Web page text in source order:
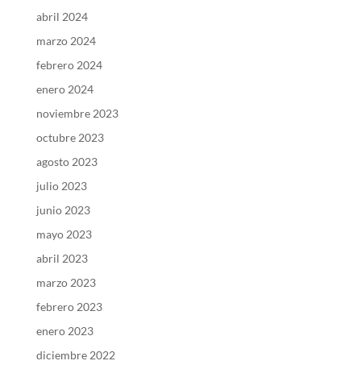
abril 2024
marzo 2024
febrero 2024
enero 2024
noviembre 2023
octubre 2023
agosto 2023
julio 2023
junio 2023
mayo 2023
abril 2023
marzo 2023
febrero 2023
enero 2023
diciembre 2022